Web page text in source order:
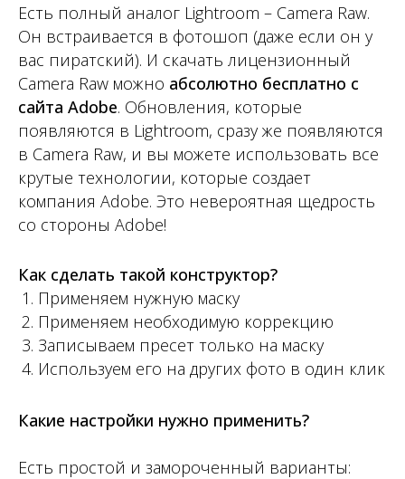
Есть полный аналог Lightroom – Camera Raw.
Он встраивается в фотошоп (даже если он у
вас пиратский). И скачать лицензионный
Camera Raw можно абсолютно бесплатно с
сайта Adobe. Обновления, которые
появляются в Lightroom, сразу же появляются
в Camera Raw, и вы можете использовать все
крутые технологии, которые создает
компания Adobe. Это невероятная щедрость
со стороны Adobe!
Как сделать такой конструктор?
Применяем нужную маску
Применяем необходимую коррекцию
Записываем пресет только на маску
Используем его на других фото в один клик
Какие настройки нужно применить?
Есть простой и замороченный варианты: